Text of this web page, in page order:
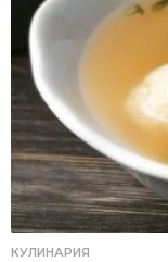
КУЛИНАРИЯ